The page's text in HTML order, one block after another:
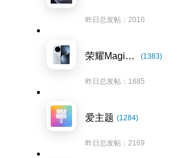
昨日总发帖：2010
荣耀Magic7系列 (1383)
昨日总发帖：1885
爱主题 (1284)
昨日总发帖：2169